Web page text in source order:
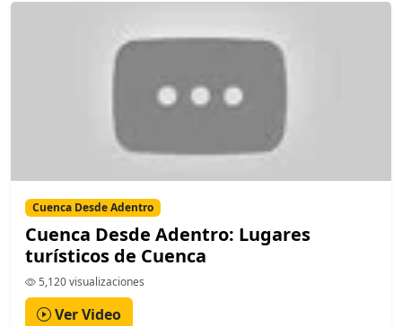
Cuenca Desde Adentro
Cuenca Desde Adentro: Lugares
turísticos de Cuenca
5,120 visualizaciones
Ver Video